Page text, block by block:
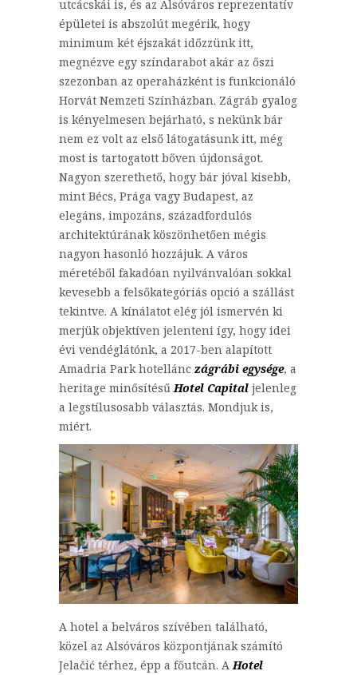
utcácskái is, és az Alsóváros reprezentatív
épületei is abszolút megérik, hogy
minimum két éjszakát időzzünk itt,
megnézve egy színdarabot akár az őszi
szezonban az operaházként is funkcionáló
Horvát Nemzeti Színházban. Zágráb gyalog
is kényelmesen bejárható, s nekünk bár
nem ez volt az első látogatásunk itt, még
most is tartogatott bőven újdonságot.
Nagyon szerethető, hogy bár jóval kisebb,
mint Bécs, Prága vagy Budapest, az
elegáns, impozáns, századfordulós
architektúrának köszönhetően mégis
nagyon hasonló hozzájuk. A város
méretéből fakadóan nyilvánvalóan sokkal
kevesebb a felsőkategóriás opció a szállást
tekintve. A kínálatot elég jól ismervén ki
merjük objektíven jelenteni így, hogy idei
évi vendéglátónk, a 2017-ben alapított
Amadria Park hotellánc zágrábi egysége, a
heritage minősítésűHotel Capital jelenleg
a legstílusosabb választás. Mondjuk is,
miért.
A hotel a belváros szívében található,
közel az Alsóváros központjának számító
Jelačić térhez, épp a főutcán. A Hotel